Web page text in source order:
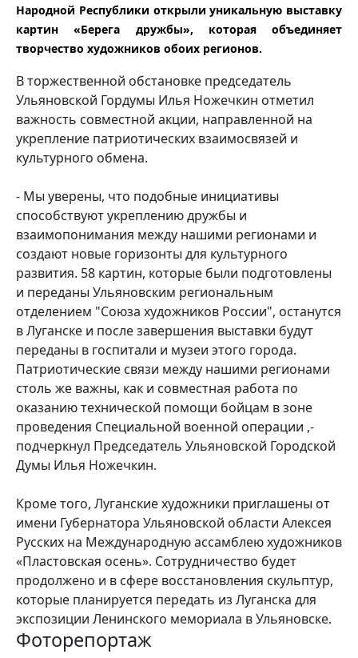
Народной Республики открыли уникальную выставку
картин «Берега дружбы», которая объединяет
творчество художников обоих регионов.
В торжественной обстановке председатель
Ульяновской Гордумы Илья Ножечкин отметил
важность совместной акции, направленной на
укрепление патриотических взаимосвязей и
культурного обмена.
- Мы уверены, что подобные инициативы
способствуют укреплению дружбы и
взаимопонимания между нашими регионами и
создают новые горизонты для культурного
развития. 58 картин, которые были подготовлены
и переданы Ульяновским региональным
отделением "Союза художников России", останутся
в Луганске и после завершения выставки будут
переданы в госпитали и музеи этого города.
Патриотические связи между нашими регионами
столь же важны, как и совместная работа по
оказанию технической помощи бойцам в зоне
проведения Специальной военной операции ,-
подчеркнул Председатель Ульяновской Городской
Думы Илья Ножечкин.
Кроме того, Луганские художники приглашены от
имени Губернатора Ульяновской области Алексея
Русских на Международную ассамблею художников
«Пластовская осень». Сотрудничество будет
продолжено и в сфере восстановления скульптур,
которые планируется передать из Луганска для
экспозиции Ленинского мемориала в Ульяновске.
Фоторепортаж